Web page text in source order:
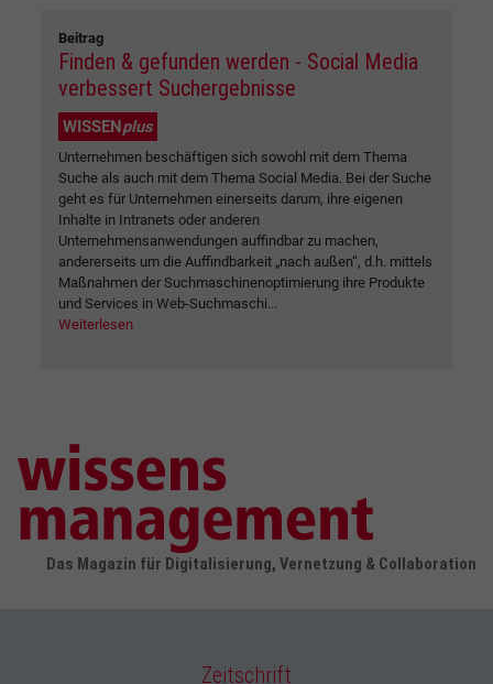
Beitrag
Finden & gefunden werden - Social Media
verbessert Suchergebnisse
WISSENplus
Unternehmen beschäftigen sich sowohl mit dem Thema
Suche als auch mit dem Thema Social Media. Bei der Suche
geht es für Unternehmen einerseits darum, ihre eigenen
Inhalte in Intranets oder anderen
Unternehmensanwendungen auffindbar zu machen,
andererseits um die Auffindbarkeit „nach außen“, d.h. mittels
Maßnahmen der Suchmaschinenoptimierung ihre Produkte
und Services in Web-Suchmaschi...
Weiterlesen
Das Magazin für Digitalisierung, Vernetzung & Collaboration
Zeitschrift